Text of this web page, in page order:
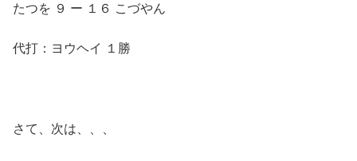
たつを ９ ー １６ こづやん
代打：ヨウヘイ １勝
さて、次は、、、